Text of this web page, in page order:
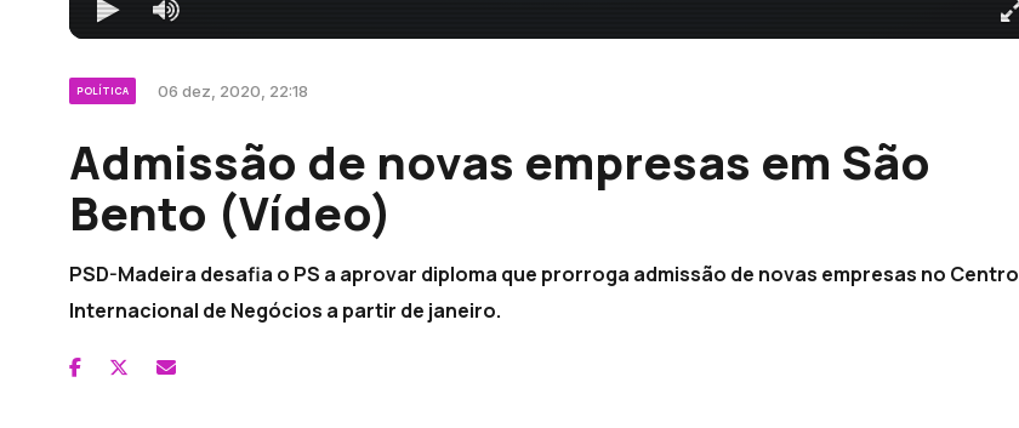
POLÍTICA 06 dez, 2020, 22:18
Admissão de novas empresas em São
Bento (Vídeo)
PSD-Madeira desafia o PS a aprovar diploma que prorroga admissão de novas empresas no Centro
Internacional de Negócios a partir de janeiro.